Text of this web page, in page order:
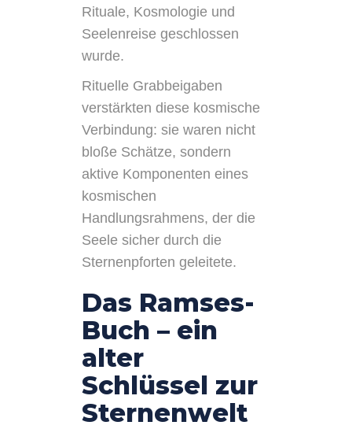
Rituale, Kosmologie und
Seelenreise geschlossen
wurde.
Rituelle Grabbeigaben
verstärkten diese kosmische
Verbindung: sie waren nicht
bloße Schätze, sondern
aktive Komponenten eines
kosmischen
Handlungsrahmens, der die
Seele sicher durch die
Sternenpforten geleitete.
Das Ramses-
Buch – ein
alter
Schlüssel zur
Sternenwelt